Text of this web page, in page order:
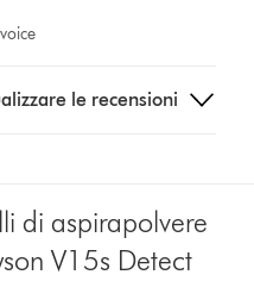
le recensioni
di aspirapolvere
V15s Detect